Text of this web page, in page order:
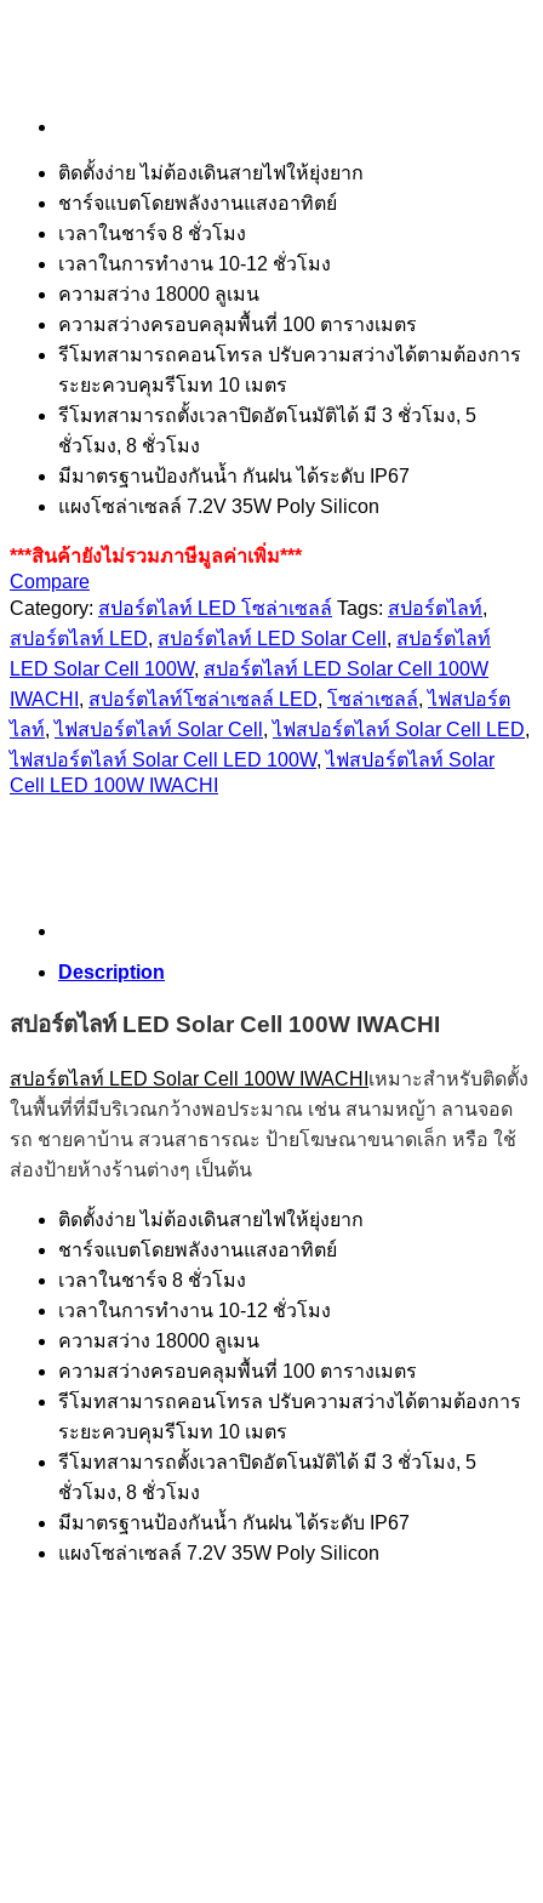
ติดตั้งง่าย ไม่ต้องเดินสายไฟให้ยุ่งยาก
​​​​​​​​​​​​​​ชาร์จแบตโดยพลังงานแสงอาทิตย์
เวลาในชาร์จ 8 ชั่วโมง
เวลาในการทำงาน 10-12 ชั่วโมง
​​​​​​​ความสว่าง 18000 ลูเมน
ความสว่างครอบคลุมพื้นที่ 100 ตารางเมตร
รีโมทสามารถคอนโทรล ปรับความสว่างได้ตามต้องการ
ระยะควบคุมรีโมท 10 เมตร
​​​​​​​รีโมทสามารถตั้งเวลาปิดอัตโนมัติได้ มี 3 ชั่วโมง, 5
ชั่วโมง, 8 ชั่วโมง
มีมาตรฐานป้องกันน้ำ กันฝน ได้ระดับ IP67
แผงโซล่าเซลล์ 7.2V 35W Poly Silicon
***สินค้ายังไม่รวมภาษีมูลค่าเพิ่ม***
Compare
Category: สปอร์ตไลท์ LED โซล่าเซลล์ Tags: สปอร์ตไลท์,
สปอร์ตไลท์ LED, สปอร์ตไลท์ LED Solar Cell , สปอร์ตไลท์
LED Solar Cell 100W, สปอร์ตไลท์ LED Solar Cell 100W
IWACHI , สปอร์ตไลท์โซล่าเซลล์ LED, โซล่าเซลล์,ไฟสปอร์ต
ไลท์,ไฟสปอร์ตไลท์ Solar Cell ,ไฟสปอร์ตไลท์ Solar Cell LED,
ไฟสปอร์ตไลท์ Solar Cell LED 100W,ไฟสปอร์ตไลท์ Solar
Cell LED 100W IWACHI
Description
สปอร์ตไลท์ LED Solar Cell 100W IWACHI
สปอร์ตไลท์ LED Solar Cell 100W IWACHI เหมาะสำหรับติดตั้ง
ในพื้นที่ที่มีบริเวณกว้างพอประมาณ เช่น สนามหญ้า ลานจอด
รถ ชายคาบ้าน สวนสาธารณะ ป้ายโฆษณาขนาดเล็ก หรือ ใช้
ส่องป้ายห้างร้านต่างๆ เป็นต้น
ติดตั้งง่าย ไม่ต้องเดินสายไฟให้ยุ่งยาก
​​​​​​​​​​​​​​ชาร์จแบตโดยพลังงานแสงอาทิตย์
เวลาในชาร์จ 8 ชั่วโมง
เวลาในการทำงาน 10-12 ชั่วโมง
​​​​​​​ความสว่าง 18000 ลูเมน
ความสว่างครอบคลุมพื้นที่ 100 ตารางเมตร
รีโมทสามารถคอนโทรล ปรับความสว่างได้ตามต้องการ
ระยะควบคุมรีโมท 10 เมตร
​​​​​​​รีโมทสามารถตั้งเวลาปิดอัตโนมัติได้ มี 3 ชั่วโมง, 5
ชั่วโมง, 8 ชั่วโมง
มีมาตรฐานป้องกันน้ำ กันฝน ได้ระดับ IP67
แผงโซล่าเซลล์ 7.2V 35W Poly Silicon